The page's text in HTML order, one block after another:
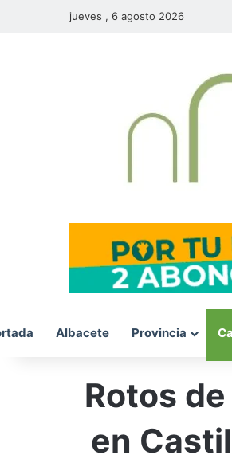
jueves , 6 agosto 2026
Albacete Provincia
Rotos
en